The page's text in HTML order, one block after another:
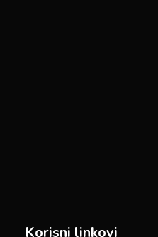
Korisni linkovi